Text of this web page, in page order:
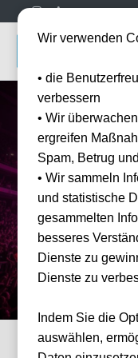
Startseite
Bruno
Wir verwenden
• die
verbessern
• Wir
ergreifen
Spam, Betrug
• Wir sammeln
und statistische
gesammelten
besseres
Dienste zu
Dienste zu
Indem Sie die
auswählen,